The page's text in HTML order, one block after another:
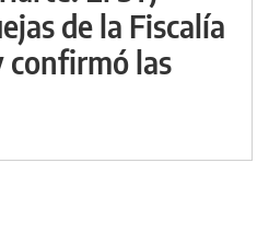
de la Fiscalía
confirmó las